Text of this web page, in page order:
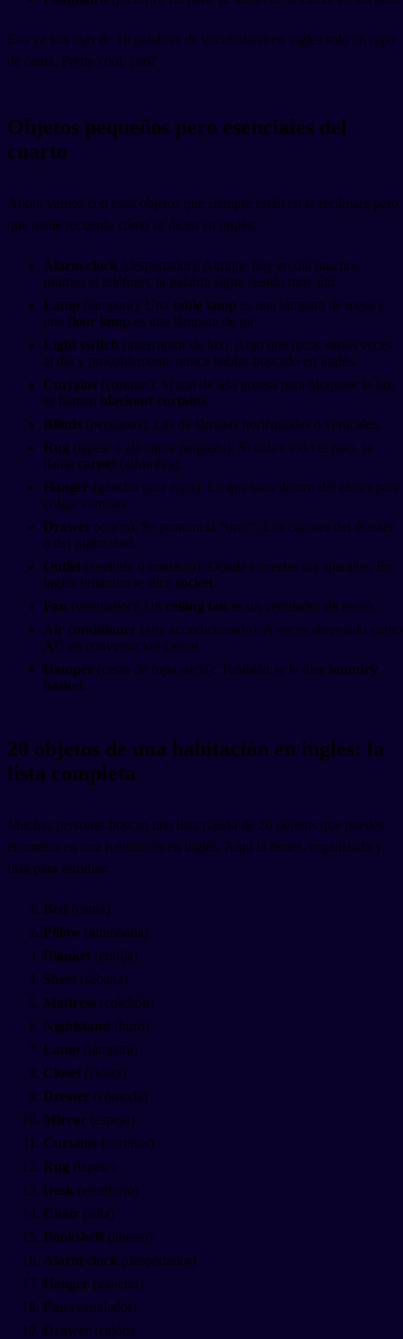
Eso ya son más de 10 palabras de vocabulario en inglés solo en ropa
de cama. Pretty cool, ¿no?
Objetos pequeños pero esenciales del
cuarto
Ahora vamos con esos objetos que siempre están en la recámara pero
que nadie recuerda cómo se dicen en inglés:
Alarm clock (despertador): Aunque hoy en día muchos
usamos el teléfono, la palabra sigue siendo muy útil.
Lamp (lámpara): Una table lamp es una lámpara de mesa y
una floor lamp es una lámpara de pie.
Light switch (interruptor de luz): Algo que tocas varias veces
al día y probablemente nunca habías buscado en inglés.
Curtains (cortinas): Si son de tela gruesa para bloquear la luz,
se llaman blackout curtains.
Blinds (persianas): Las de láminas horizontales o verticales.
Rug (tapete o alfombra pequeña): Si cubre todo el piso, se
llama carpet (alfombra).
Hanger (gancho para ropa): Lo que usas dentro del closet para
colgar camisas.
Drawer (cajón): Se pronuncia "dror". Los cajones del dresser
o del nightstand.
Outlet (enchufe o contacto): Donde conectas tus aparatos. En
inglés británico se dice socket.
Fan (ventilador): Un ceiling fan es un ventilador de techo.
Air conditioner (aire acondicionado): A veces abreviado como
AC en conversación casual.
Hamper (cesto de ropa sucia): También se le dice laundry
basket.
20 objetos de una habitación en inglés: la
lista completa
Muchas personas buscan una lista rápida de 20 objetos que puedes
encontrar en una habitación en inglés. Aquí la tienes, organizada y
lista para estudiar:
Bed (cama)
Pillow (almohada)
Blanket (cobija)
Sheet (sábana)
Mattress (colchón)
Nightstand (buró)
Lamp (lámpara)
Closet (clóset)
Dresser (cómoda)
Mirror (espejo)
Curtains (cortinas)
Rug (tapete)
Desk (escritorio)
Chair (silla)
Bookshelf (librero)
Alarm clock (despertador)
Hanger (gancho)
Fan (ventilador)
Drawer (cajón)